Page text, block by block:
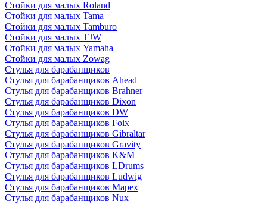
Стойки для малых Roland
Стойки для малых Tama
Стойки для малых Tamburo
Стойки для малых TJW
Стойки для малых Yamaha
Стойки для малых Zowag
Стулья для барабанщиков
Стулья для барабанщиков Ahead
Стулья для барабанщиков Brahner
Стулья для барабанщиков Dixon
Стулья для барабанщиков DW
Стулья для барабанщиков Foix
Стулья для барабанщиков Gibraltar
Стулья для барабанщиков Gravity
Стулья для барабанщиков K&M
Стулья для барабанщиков LDrums
Стулья для барабанщиков Ludwig
Стулья для барабанщиков Mapex
Стулья для барабанщиков Nux